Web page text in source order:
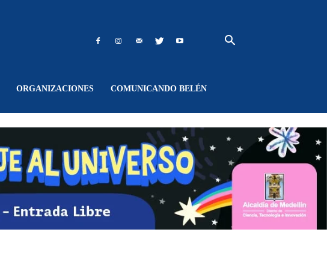
ORGANIZACIONES COMUNICANDO BELÉN